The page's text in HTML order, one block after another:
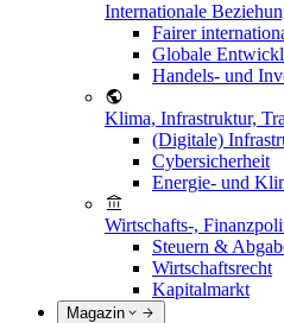
Internationale
Fairer
Globale
Handels- und
Klima, Infrastruktur,
(Digitale)
Cybersicherheit
Energie- und
Wirtschafts-,
Steuern &
Wirtschaftsrecht
Kapitalmarkt
Magazin